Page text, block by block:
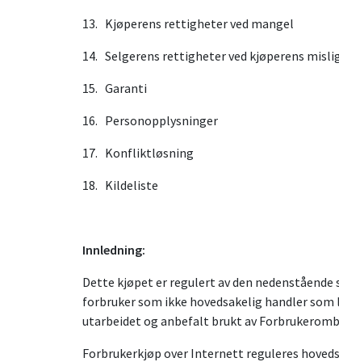
13. Kjøperens rettigheter ved mangel
14. Selgerens rettigheter ved kjøperens
15. Garanti
16. Personopplysninger
17. Konfliktløsning
18. Kildeliste
Innledning:
Dette kjøpet er regulert av den
forbruker som ikke hovedsakelig handler
utarbeidet og anbefalt brukt av
Forbrukerkjøp over Internett reguleres